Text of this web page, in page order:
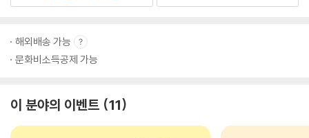
해외배송 가능
문화비소득공제 가능
이 분야의 이벤트 11